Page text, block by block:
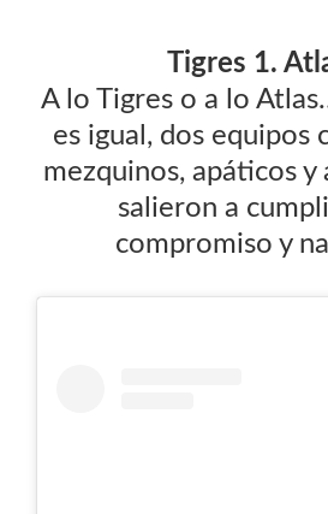
Tigres 1.
A lo Tigres o a lo
es igual, dos equipos
mezquinos, apáticos y
salieron a
compromiso y